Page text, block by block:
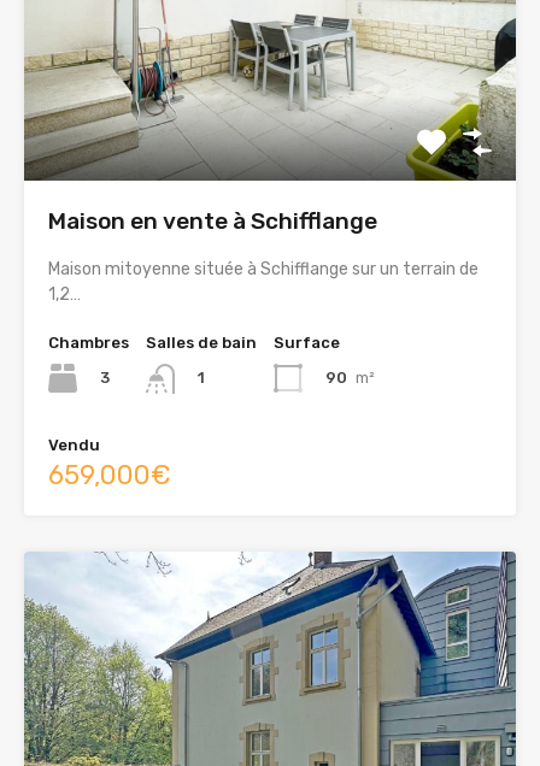
Maison en vente à Schifflange
Maison mitoyenne située à Schifflange sur un terrain de
1,2…
Chambres
3
Salles de bain
1
Surface
90 m²
Vendu
659,000€